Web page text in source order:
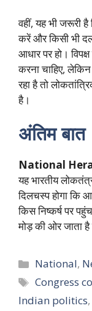
वहीं, यह भी जरूरी
करें और किसी भी
आधार पर हो।
करना चाहिए,
रहा है तो
है।
अंतिम बात
National
यह भारतीय
दिलचस्प होगा कि
किस निष्कर्ष पर
मोड़ की ओर जाता
Categories
National,
Tags
Congress
Indian politics,